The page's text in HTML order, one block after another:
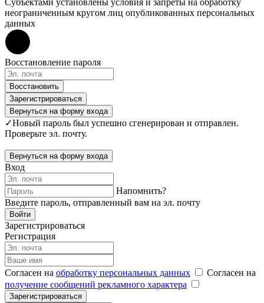
неограниченным кругом лиц опубликованных персональных
данных
Восстановление пароля
Восстановить
Зарегистрироваться
Вернуться на форму входа
✓Новый пароль был успешно сгенерирован и отправлен.
Проверьте эл. почту.
Вернуться на форму входа
Вход
Напомнить?
Введите пароль, отправленный вам на эл. почту
Войти
Зарегистрироваться
Регистрация
Согласен на обработку персональных данных
Согласен на
получение сообщений рекламного характера
Зарегистрироваться